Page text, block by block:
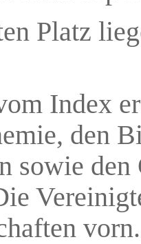
Platz
Index
den
sowie
vorn.